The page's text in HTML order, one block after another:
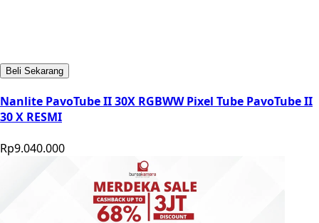
Beli Sekarang
Nanlite PavoTube II 30X RGBWW Pixel Tube PavoTube II
30 X RESMI
Rp9.040.000